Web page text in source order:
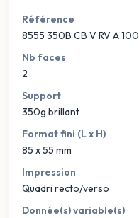
Référence
8555 350B CB V RV A 100
Nb faces
2
Support
350g brillant
Format fini (L x H)
85 x 55 mm
Impression
Quadri recto/verso
Donnée(s) variable(s)